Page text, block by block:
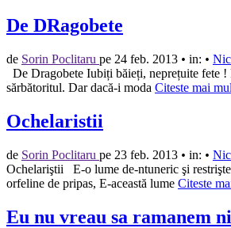
De DRagobete
de Sorin Poclitaru pe 24 feb. 2013 • in: •
De Dragobete Iubiți băieți, neprețuite fete !
sărbătoritul. Dar dacă-i moda Citeste mai
Ochelaristii
de Sorin Poclitaru pe 23 feb. 2013 • in: •
Ochelariştii E-o lume de-ntuneric şi
orfeline de pripas, E-această lume Citeste
Eu nu vreau sa ramanem